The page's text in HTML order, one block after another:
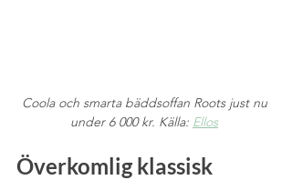
Coola och smarta bäddsoffan Roots just nu
under 6 000 kr. Källa: Ellos
Överkomlig klassisk